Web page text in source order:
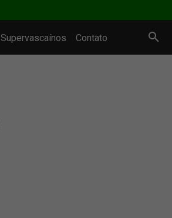
Supervascaínos Contato